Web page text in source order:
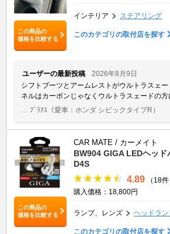
この商品の
価格を比較する
インテリア ステアリング
このカテゴリの取付店を探す
ユーザーの最新投稿
2026年8月9日
シフトブーツとアームレストがウルトラスェ
ネルはカーボンじゃなくウルトラスェードの方
… ﾌﾞﾗｱｽ （愛車：ホンダ シビックタイプR）
この商品の
価格を比較する
CAR MATE / カーメイト
BW904 GIGA LEDヘッ
D4S
4.89
（18件
購入価格：18,800円
ランプ、レンズ ヘッドラ
このカテゴリの取付店を探す